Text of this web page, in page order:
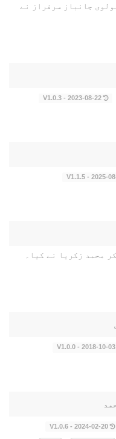
جانباز سرفراز نے
2023-08-22 - V1.0.3
محمد زکریا نے کیا۔
2018-
2024-02-20 - V1.0.6